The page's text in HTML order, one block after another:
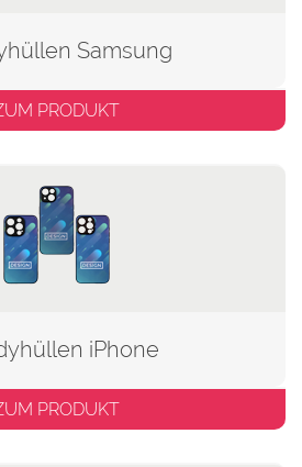
Samsung
PRODUKT
iPhone
PRODUKT